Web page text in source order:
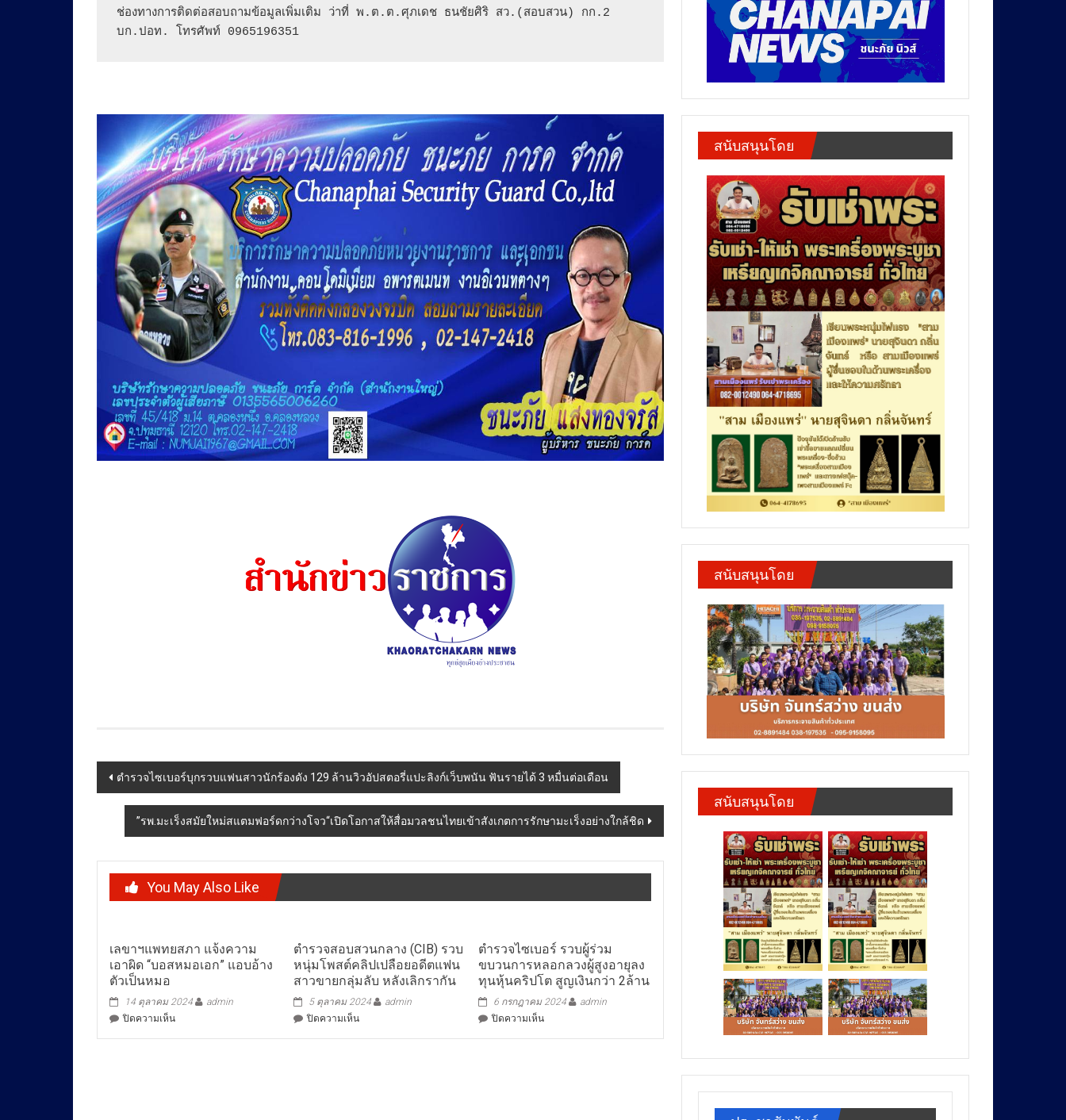
ช่องทางการติดต่อสอบถามข้อมูลเพิ่มเติม ว่าที่ พ.ต.ต.ศุภเดช ธนชัยศิริ สว.(สอบสวน) กก.2
บก.ปอท. โทรศัพท์ 0965196351
Post
navigation
ตำรวจไซเบอร์บุกรวบแฟนสาวนักร้องดัง 129 ล้านวิวอัปสตอรี่แปะลิงก์เว็บพนัน ฟันรายได้ 3 หมื่นต่อเดือน
”รพ.มะเร็งสมัยใหม่สแตมฟอร์ดกว่างโจว“เปิดโอกาสให้สื่อมวลชนไทยเข้าสังเกตการรักษามะเร็งอย่างใกล้ชิด
You May Also Like
เลขาฯแพทยสภา แจ้งความ
เอาผิด “บอสหมอเอก” แอบอ้าง
ตัวเป็นหมอ
14 ตุลาคม 2024
admin
ปิดความเห็นบน
ตำรวจสอบสวนกลาง (CIB) รวบ
หนุ่มโพสต์คลิปเปลือยอดีตแฟน
สาวขายกลุ่มลับ หลังเลิกรากัน
5 ตุลาคม 2024
admin
ปิดความเห็นบน
ตำรวจไซเบอร์ รวบผู้ร่วม
ขบวนการหลอกลวงผู้สูงอายุลง
ทุนหุ้นคริปโต สูญเงินกว่า 2ล้าน
6 กรกฎาคม 2024
admin
ปิดความเห็นบน
สนับสนุนโดย
สนับสนุนโดย
สนับสนุนโดย